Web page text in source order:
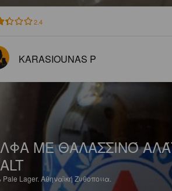
2.4
KARASIOUNAS P
ΜΕ ΘΑΛΑΣΣΙΝΌ
Pale Lager. Αθηναϊκή Ζυθοποιια.